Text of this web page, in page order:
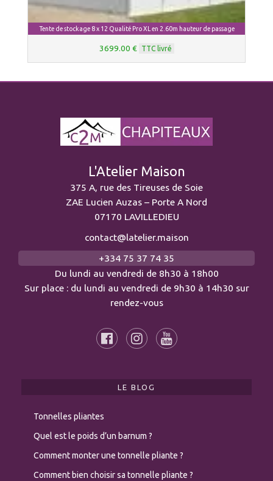
Tente de stockage 8 x 12 Qualité Pro XL en 2.60m hauteur de passage
3699.00 € TTC livré
L'Atelier Maison
375 A, rue des Tireuses de Soie
ZAE Lucien Auzas – Porte A Nord
07170 LAVILLEDIEU
contact@latelier.maison
+334 75 37 74 35
Du lundi au vendredi de 8h30 à 18h00
Sur place : du lundi au vendredi de 9h30 à 14h30 sur
rendez-vous
LE BLOG
Tonnelles pliantes
Quel est le poids d’un barnum ?
Comment monter une tonnelle pliante ?
Comment bien choisir sa tonnelle pliante ?